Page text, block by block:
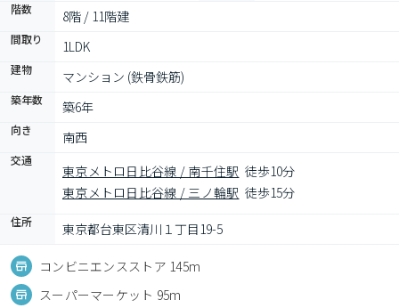
階数 8階 / 11階建
間取り 1LDK
建物 マンション (鉄骨鉄筋)
築年数 築6年
向き 南西
交通
東京メトロ日比谷線 / 南千住駅 徒歩10分
東京メトロ日比谷線 / 三ノ輪駅 徒歩15分
住所 東京都台東区清川１丁目19-5
コンビニエンスストア 145m
スーパーマーケット 95m